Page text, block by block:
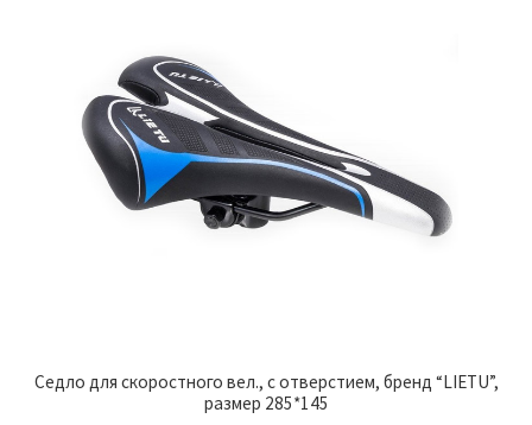
Седло для скоростного вел., с отверстием, бренд “LIETU”,
размер 285*145